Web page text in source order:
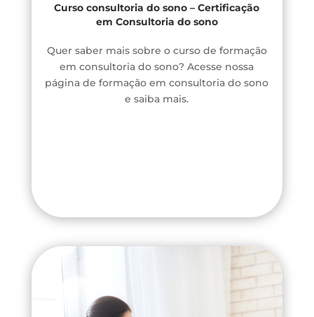
Curso consultoria do sono – Certificação
em Consultoria do sono
Quer saber mais sobre o curso de formação
em consultoria do sono? Acesse nossa
página de formação em consultoria do sono
e saiba mais.